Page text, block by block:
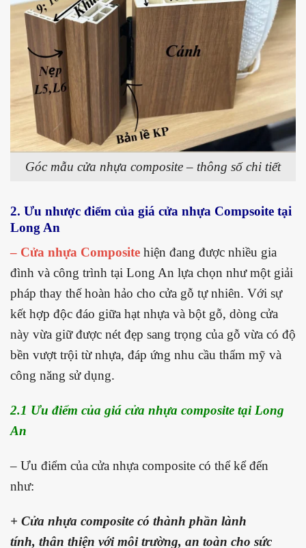
Góc mẫu cửa nhựa composite – thông số chi tiết
2. Ưu nhược điểm của giá cửa nhựa Compsoite tại
Long An
– Cửa nhựa Composite hiện đang được nhiều gia
đình và công trình tại Long An lựa chọn như một giải
pháp thay thế hoàn hảo cho cửa gỗ tự nhiên. Với sự
kết hợp độc đáo giữa hạt nhựa và bột gỗ, dòng cửa
này vừa giữ được nét đẹp sang trọng của gỗ vừa có độ
bền vượt trội từ nhựa, đáp ứng nhu cầu thẩm mỹ và
công năng sử dụng.
2.1 Ưu điểm của giá cửa nhựa composite tại Long
An
– Ưu điểm của cửa nhựa composite có thể kể đến
như:
+ Cửa nhựa composite có thành phần lành
tính, thân thiện với môi trường, an toàn cho sức